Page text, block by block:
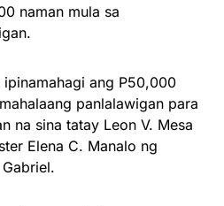
naman mula sa
ipinamahagi ang P50,000
panlalawigan para
na sina tatay Leon V. Mesa
Elena C. Manalo ng